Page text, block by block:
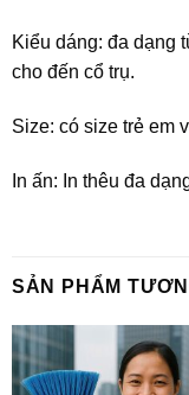
Kiểu dáng: đa dạng
cho đến cổ trụ.
Size: có size trẻ em
In ấn: In thêu đa
SẢN PHẨM